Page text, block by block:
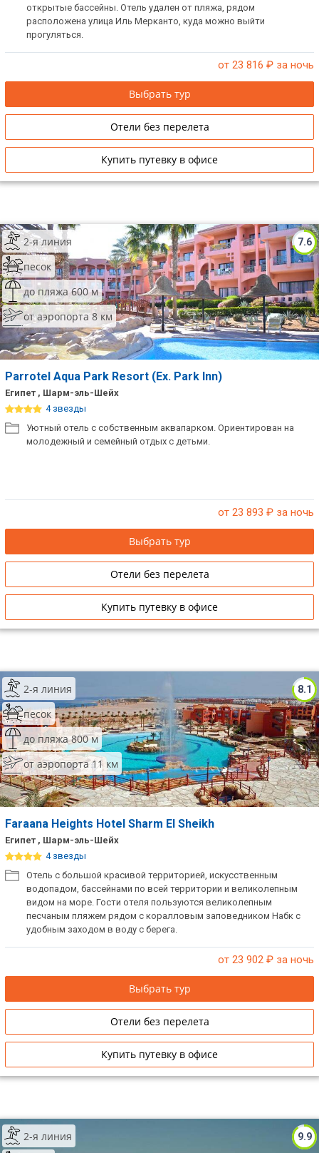
открытые бассейны. Отель удален от пляжа, рядом
расположена улица Иль Мерканто, куда можно выйти
прогуляться.
от 23 816 ₽ за ночь
Выбрать тур
Отели без перелета
Купить путевку в офисе
7.6
2-я линия
песок
до пляжа 600 м
от аэропорта 8 км
Parrotel Aqua Park Resort (Ex. Park Inn)
Египет , Шарм-эль-Шейх
4 звезды
Уютный отель с собственным аквапарком. Ориентирован на
молодежный и семейный отдых с детьми.
от 23 893 ₽ за ночь
Выбрать тур
Отели без перелета
Купить путевку в офисе
8.1
2-я линия
песок
до пляжа 800 м
от аэропорта 11 км
Faraana Heights Hotel Sharm El Sheikh
Египет , Шарм-эль-Шейх
4 звезды
Отель с большой красивой территорией, искусственным
водопадом, бассейнами по всей территории и великолепным
видом на море. Гости отеля пользуются великолепным
песчаным пляжем рядом с коралловым заповедником Набк с
удобным заходом в воду с берега.
от 23 902 ₽ за ночь
Выбрать тур
Отели без перелета
Купить путевку в офисе
9.9
2-я линия